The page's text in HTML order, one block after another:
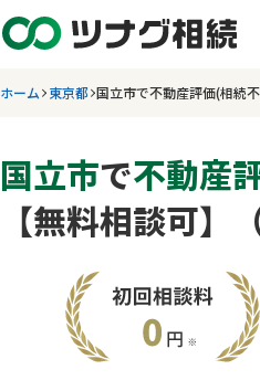
ホーム 東京都 国立市で不動産評価(相続
国立市で不動産
【無料相談可】